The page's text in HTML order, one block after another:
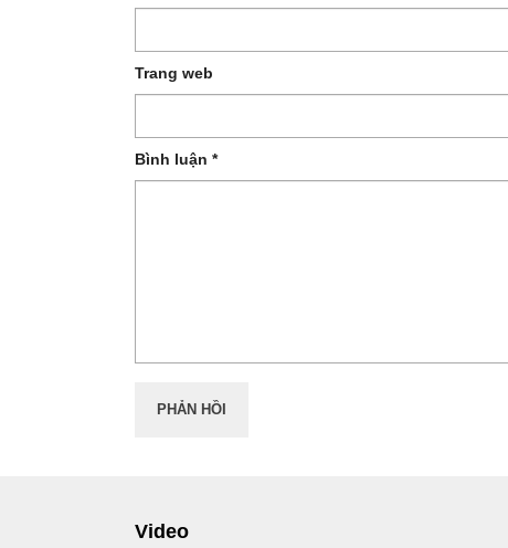
Trang web
Bình luận *
Video